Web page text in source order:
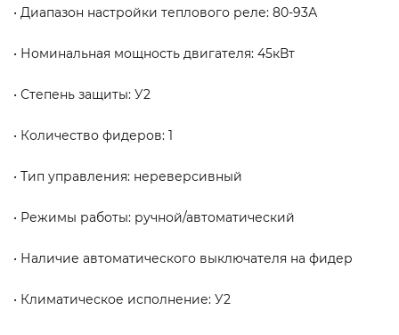
• Диапазон настройки теплового реле: 80-93А
• Номинальная мощность двигателя: 45кВт
• Степень защиты: У2
• Количество фидеров: 1
• Тип управления: нереверсивный
• Режимы работы: ручной/автоматический
• Наличие автоматического выключателя на фидер
• Климатическое исполнение: У2